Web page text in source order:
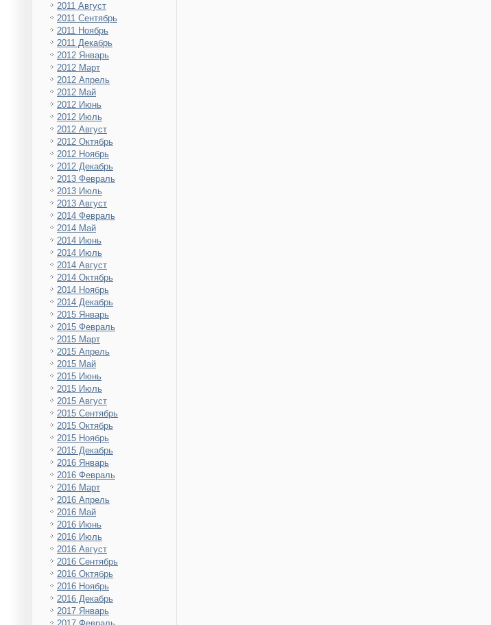
2011 Август
2011 Сентябрь
2011 Ноябрь
2011 Декабрь
2012 Январь
2012 Март
2012 Апрель
2012 Май
2012 Июнь
2012 Июль
2012 Август
2012 Октябрь
2012 Ноябрь
2012 Декабрь
2013 Февраль
2013 Июль
2013 Август
2014 Февраль
2014 Май
2014 Июнь
2014 Июль
2014 Август
2014 Октябрь
2014 Ноябрь
2014 Декабрь
2015 Январь
2015 Февраль
2015 Март
2015 Апрель
2015 Май
2015 Июнь
2015 Июль
2015 Август
2015 Сентябрь
2015 Октябрь
2015 Ноябрь
2015 Декабрь
2016 Январь
2016 Февраль
2016 Март
2016 Апрель
2016 Май
2016 Июнь
2016 Июль
2016 Август
2016 Сентябрь
2016 Октябрь
2016 Ноябрь
2016 Декабрь
2017 Январь